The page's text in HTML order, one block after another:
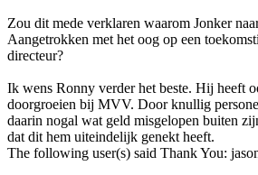
Zou dit mede verklaren waarom Jonker
Aangetrokken met het oog op een
directeur?
Ik wens Ronny verder het beste. Hij heeft
doorgroeien bij MVV. Door knullig
daarin nogal wat geld misgelopen buiten
dat dit hem uiteindelijk genekt heeft.
The following user(s) said Thank You: